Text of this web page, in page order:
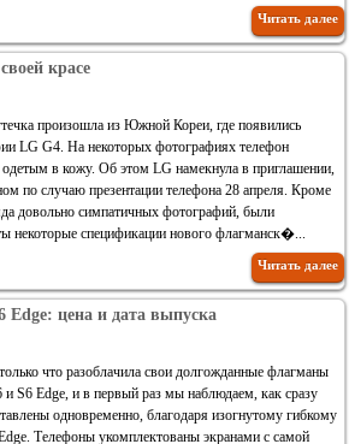
Читать далее
красе
произошла из Южной Кореи, где появились
LG G4. На некоторых фотографиях телефон
одетым в кожу. Об этом LG намекнула в приглашении,
по случаю презентации телефона 28 апреля. Кроме
довольно симпатичных фотографий, были
некоторые спецификации нового флагманск�...
Читать далее
Edge: цена и дата выпуска
что разоблачила свои долгожданные флагманы
и S6 Edge, и в первый раз мы наблюдаем, как сразу
одновременно, благодаря изогнутому гибкому
Телефоны укомплектованы экранами с самой